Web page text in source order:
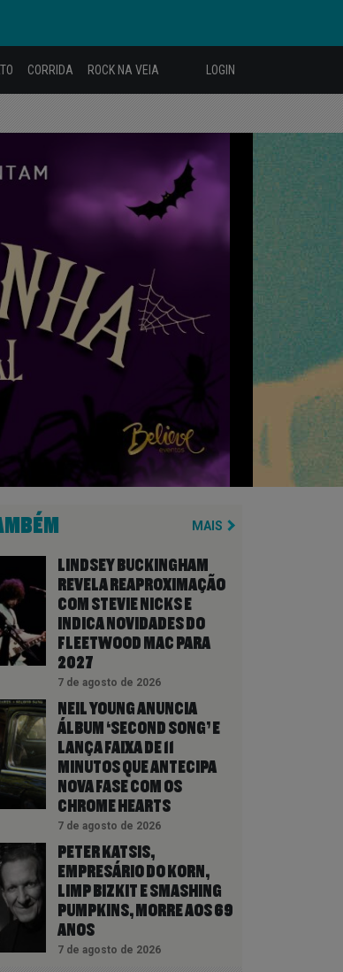
CORRIDA ROCK NA VEIA LOGIN
MAIS
LINDSEY BUCKINGHAM
REVELA REAPROXIMAÇÃO
COM STEVIE NICKS E
INDICA NOVIDADES DO
FLEETWOOD MAC PARA
2027
7 de agosto de 2026
NEIL YOUNG ANUNCIA
ÁLBUM ‘SECOND SONG’ E
LANÇA FAIXA DE 11
MINUTOS QUE ANTECIPA
NOVA FASE COM OS
CHROME HEARTS
7 de agosto de 2026
PETER KATSIS,
EMPRESÁRIO DO KORN,
LIMP BIZKIT E SMASHING
PUMPKINS, MORRE AOS 69
ANOS
7 de agosto de 2026